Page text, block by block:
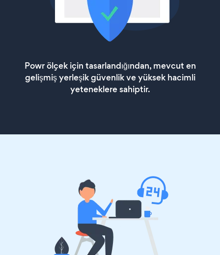
Powr ölçek için tasarlandığından, mevcut en
gelişmiş yerleşik güvenlik ve yüksek hacimli
yeteneklere sahiptir.